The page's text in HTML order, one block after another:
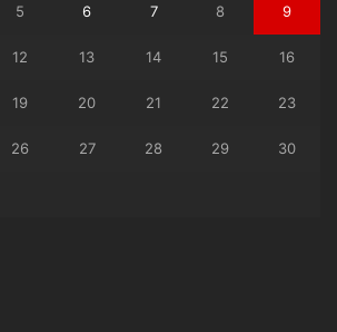
5 6 7 8 9
12 13 14 15 16
19 20 21 22 23
26 27 28 29 30